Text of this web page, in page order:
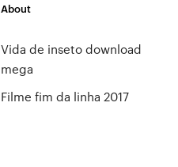
About
Vida de inseto download
mega
Filme fim da linha 2017